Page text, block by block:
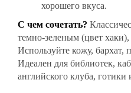
хорошего вкуса.
С чем сочетать?
темно-зеленым (цвет
Используйте кожу, бархат,
Идеален для библиотек,
английского клуба, готики